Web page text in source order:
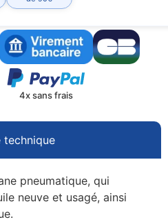
4x sans frais
technique
pneumatique, qui
neuve et usagé, ainsi